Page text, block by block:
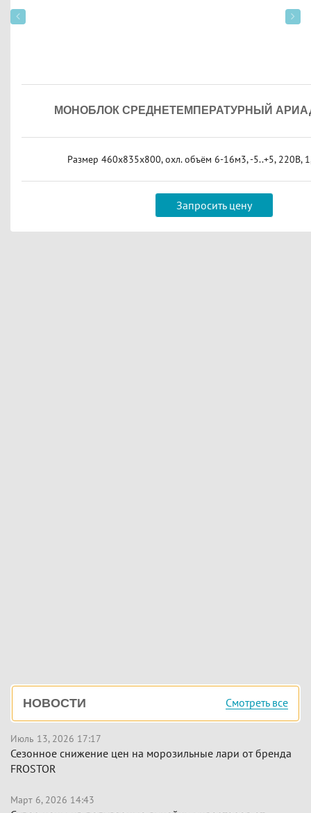
МОНОБЛОК СРЕДНЕТЕМПЕРАТУРНЫЙ
Размер 460х835х800, охл. объём 6-16м3, -5..+5, 220В,
Запросить цену
Боковая
панель
НОВОСТИ Смотреть все
Июль 13, 2026 17:17
Сезонное снижение цен на морозильные лари от бренда
FROSTOR
Март 6, 2026 14:43